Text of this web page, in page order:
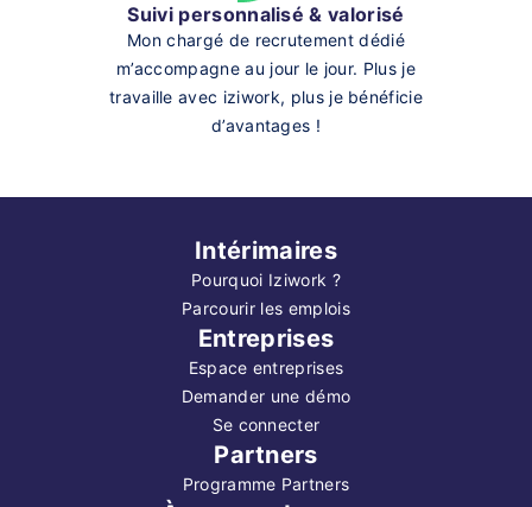
Suivi personnalisé & valorisé
Mon chargé de recrutement dédié
m’accompagne au jour le jour. Plus je
travaille avec iziwork, plus je bénéficie
d’avantages !
Intérimaires
Pourquoi Iziwork ?
Parcourir les emplois
Entreprises
Espace entreprises
Demander une démo
Se connecter
Partners
Programme Partners